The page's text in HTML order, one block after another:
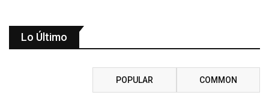
Lo Último
POPULAR COMMON